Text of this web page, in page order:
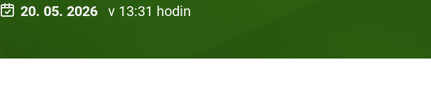
20. 05. 2026 v 13:31 hodin